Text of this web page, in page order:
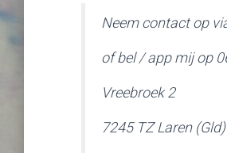
Neem contact op
of bel / app mij op
Vreebroek 2
7245 TZ Laren (Gld)